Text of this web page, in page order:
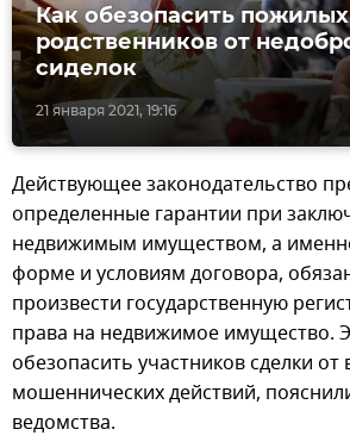
21 января 2021, 19:16
Как обезопасить пожилых
родственников от
сиделок
Действующее законодательство
определенные гарантии при
недвижимым имуществом, а
форме и условиям договора,
произвести государственную
права на недвижимое имущество.
обезопасить участников сделки
мошеннических действий,
ведомства.